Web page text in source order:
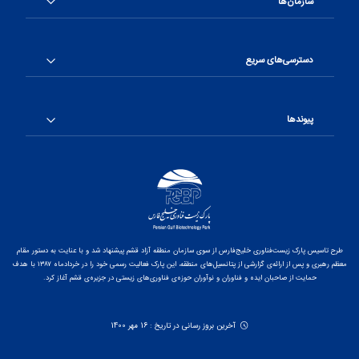
دسترسی‌های سریع
پیوندها
طرح تاسیس پارک زیست‌فناوری خلیج‌فارس از سوی سازمان منطقه آزاد قشم پیشنهاد شد و با عنایت به دستور مقام
معظم رهبری و پس از ارائه‌ی گزارشی از پتانسیل‌های منطقه، این پارک فعالیت رسمی خود را در خردادماه ۱۳۸۷ با هدف
حمایت از صاحبان ایده و فناوران و نوآوران حوزه‌ی فناوری‌های زیستی در جزیره‌ی قشم آغاز کرد.
آخرین بروز رسانی در تاریخ : 16 مهر 1400